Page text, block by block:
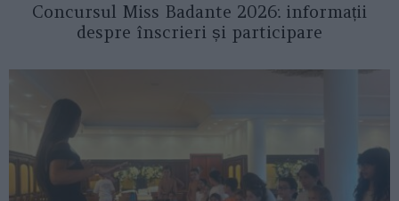
Concursul Miss Badante 2026: informații
despre înscrieri și participare